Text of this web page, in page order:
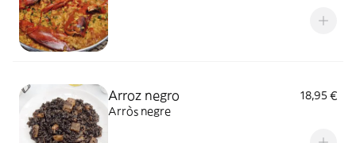
Arroz negro
18,95 €
Arròs negre